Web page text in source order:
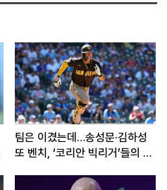
팀은 이겼는데…송성문·김하성
또 벤치, ‘코리안 빅리거’들의 고